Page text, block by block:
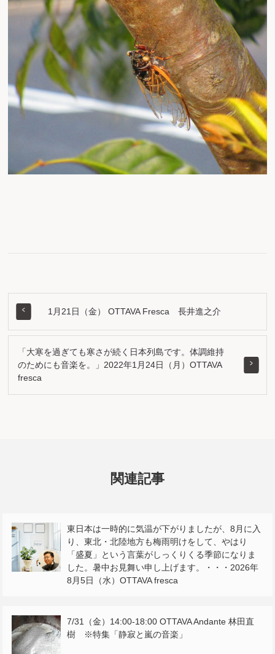
1月21日（金） OTTAVA Fresca 長井進之介
「大寒を過ぎても寒さが続く日本列島です。体調維持
のためにも音楽を。」2022年1月24日（月）OTTAVA
fresca
関連記事
東日本は一時的に気温が下がりましたが、8月に入
り、東北・北陸地方も梅雨明けをして、やはり
「盛夏」という言葉がしっくりくる季節になりま
した。暑中お見舞い申し上げます。・・・2026年
8月5日（水）OTTAVA fresca
7/31（金）14:00-18:00 OTTAVA Andante 林田直
樹 ※特集「静寂と嵐の音楽」